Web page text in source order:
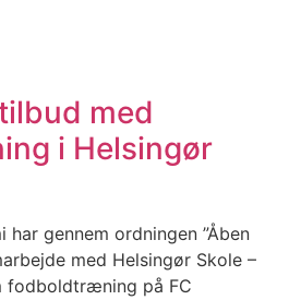
med
i Helsingør
har gennem ordningen ”Åben
med Helsingør Skole –
fodboldtræning på FC